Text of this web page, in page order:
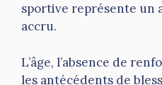
sportive représente un
accru.
L’âge, l’absence de
les antécédents de